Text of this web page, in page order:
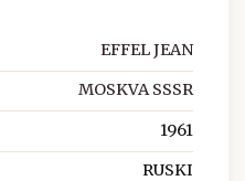
EFFEL JEAN
MOSKVA SSSR
1961
RUSKI